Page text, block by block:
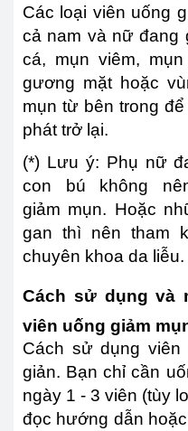
Các loại viên uống
cả nam và nữ đang
cá, mụn viêm,
gương mặt hoặc
mụn từ bên trong
phát trở lại.
(*) Lưu ý: Phụ nữ
con bú không
giảm mụn. Hoặc
gan thì nên tham
chuyên khoa da liễu.
Cách sử dụng và
viên uống giảm
Cách sử dụng viên
giản. Bạn chỉ cần
ngày 1 - 3 viên (tùy
đọc hướng dẫn